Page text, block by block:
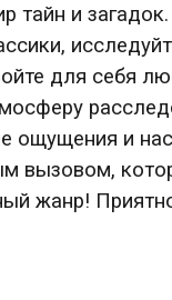
тайн и
для себя
ощущения и
вызовом,
жанр!